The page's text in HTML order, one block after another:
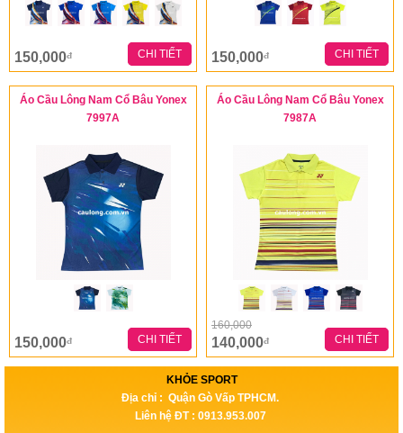
150,000đ CHI TIẾT 150,000đ CHI TIẾT
Áo Cầu Lông Nam Cổ Bâu Yonex
7997A
150,000đ CHI TIẾT
Áo Cầu Lông Nam Cổ Bâu Yonex
7987A
160,000
140,000đ CHI TIẾT
KHỎE SPORT
Địa chỉ : Quận Gò Vấp TPHCM.
Liên hệ ĐT : 0913.953.007